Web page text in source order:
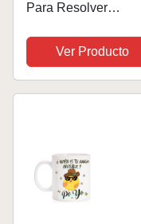
Para Resolver
Más de 150 Juegos y
Quiz Divertidos
Cuando Estás en el
Ver Producto